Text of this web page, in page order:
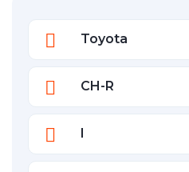
Toyota
CH-R
I